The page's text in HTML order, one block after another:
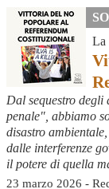
La
Dal sequestro
penale", abbiamo
disastro
dalle interferenze
il potere di quella
23 marzo 2026 -